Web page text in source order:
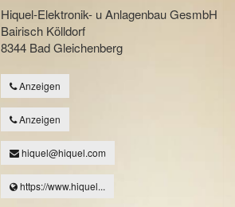
Hiquel-Elektronik- u Anlagenbau GesmbH
Bairisch Kölldorf
8344 Bad Gleichenberg
Anzeigen
Anzeigen
hiquel@hiquel.com
https://www.hiquel...